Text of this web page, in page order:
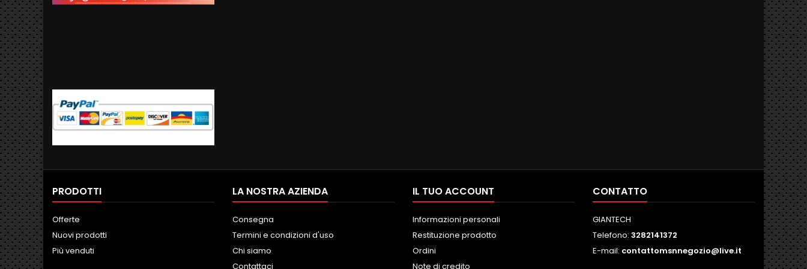
PRODOTTI
Offerte
Nuovi prodotti
Più venduti
LA NOSTRA AZIENDA
Consegna
Termini e condizioni d'uso
Chi siamo
Contattaci
IL TUO ACCOUNT
Informazioni personali
Restituzione prodotto
Ordini
Note di credito
CONTATTO
GIANTECH
Telefono: 3282141372
E-mail: contattomsnnegozio@live.it